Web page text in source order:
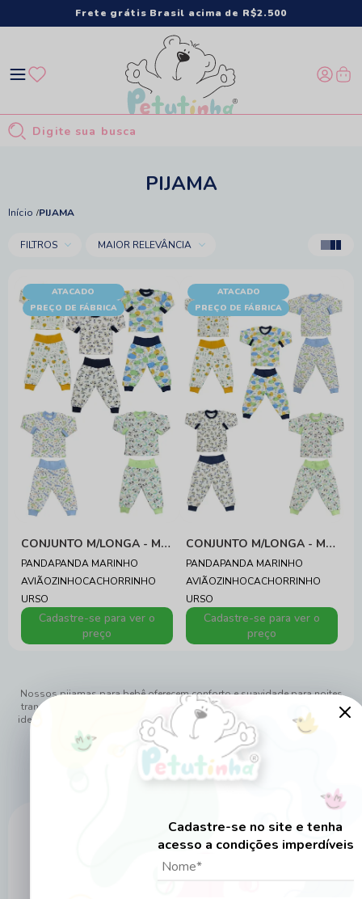
Frete grátis Brasil acima de R$2.500
PIJAMA
Início PIJAMA
FILTROS MAIOR RELEVÂNCIA
ATACADO
PREÇO DE FÁBRICA
CONJUNTO M/LONGA - MASCULINO
Cadastre-se para ver o
preço
PANDAPANDA MARINHO
AVIÃOZINHOCACHORRINHO
URSO
ATACADO
PREÇO DE FÁBRICA
CONJUNTO M/LONGA - MASCULINO
Cadastre-se para ver o
preço
PANDAPANDA MARINHO
AVIÃOZINHOCACHORRINHO
URSO
Nossos pijamas para bebê oferecem conforto e suavidade para noites
tranquilas de sono. Com tecidos macios e designs encantadores, são
ideais para manter seu pequeno quentinho e confortável durante a noite
toda. Perfeitos para o descanso e momentos de carinho!
Cadastre-se no site e tenha
acesso a condições imperdíveis